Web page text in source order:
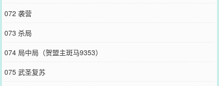
072 袭营
073 杀局
074 局中局（贺盟主斑马9353）
075 武圣复苏